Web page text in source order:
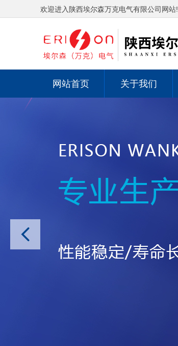
欢迎进入陕西埃尔森万克电气有限公司网站!
网站首页 关于我们